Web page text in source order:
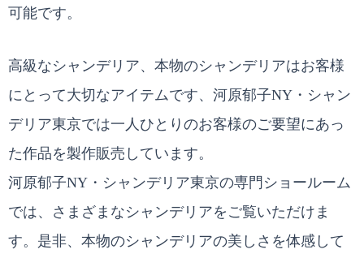
可能です。
高級なシャンデリア、本物のシャンデリアはお客様
にとって大切なアイテムです、河原郁子NY・シャン
デリア東京では一人ひとりのお客様のご要望にあっ
た作品を製作販売しています。
河原郁子NY・シャンデリア東京の専門ショールーム
では、さまざまなシャンデリアをご覧いただけま
す。是非、本物のシャンデリアの美しさを体感して